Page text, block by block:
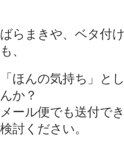
ばらまきや、ベタ付
も、
「ほんの気持ち」と
んか？
メール便でも送付で
検討ください。